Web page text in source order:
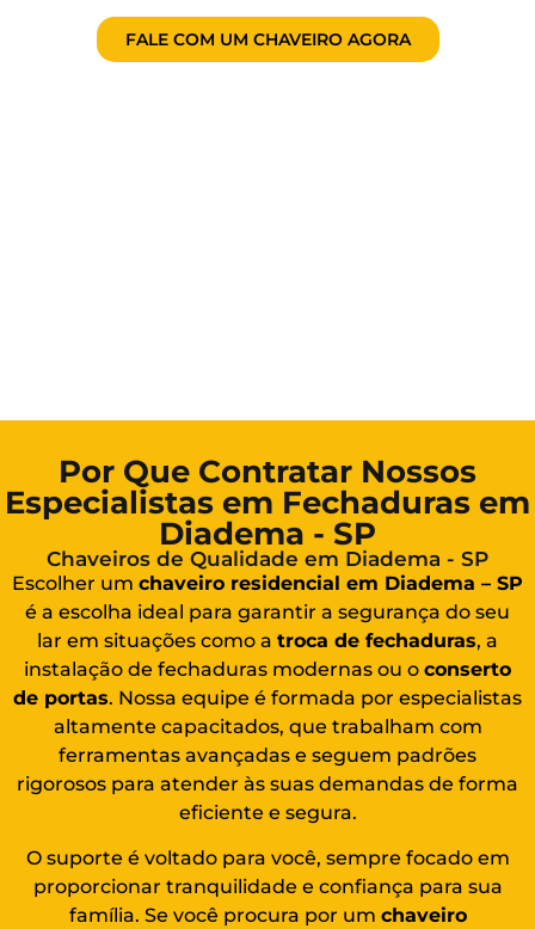
FALE COM UM CHAVEIRO AGORA
Por Que Contratar Nossos
Especialistas em Fechaduras em
Diadema - SP
Chaveiros de Qualidade em Diadema - SP
Escolher um chaveiro residencial em Diadema – SP
é a escolha ideal para garantir a segurança do seu
lar em situações como a troca de fechaduras, a
instalação de fechaduras modernas ou o conserto
de portas. Nossa equipe é formada por especialistas
altamente capacitados, que trabalham com
ferramentas avançadas e seguem padrões
rigorosos para atender às suas demandas de forma
eficiente e segura.
O suporte é voltado para você, sempre focado em
proporcionar tranquilidade e confiança para sua
família. Se você procura por um chaveiro